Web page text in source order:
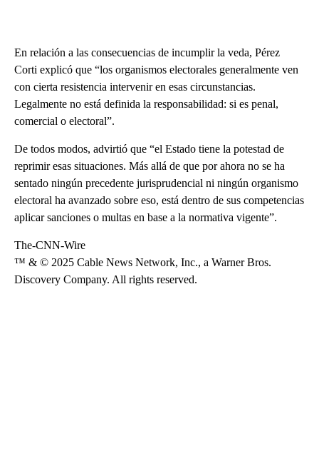
En relación a las consecuencias de incumplir la veda, Pérez
Corti explicó que “los organismos electorales generalmente ven
con cierta resistencia intervenir en esas circunstancias.
Legalmente no está definida la responsabilidad: si es penal,
comercial o electoral”.
De todos modos, advirtió que “el Estado tiene la potestad de
reprimir esas situaciones. Más allá de que por ahora no se ha
sentado ningún precedente jurisprudencial ni ningún organismo
electoral ha avanzado sobre eso, está dentro de sus competencias
aplicar sanciones o multas en base a la normativa vigente”.
The-CNN-Wire
™ & © 2025 Cable News Network, Inc., a Warner Bros.
Discovery Company. All rights reserved.